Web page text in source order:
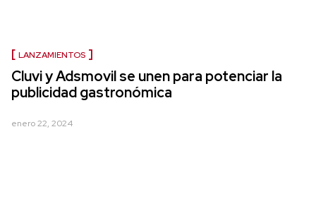
LANZAMIENTOS
Cluvi y Adsmovil se unen para potenciar la
publicidad gastronómica
enero 22, 2024